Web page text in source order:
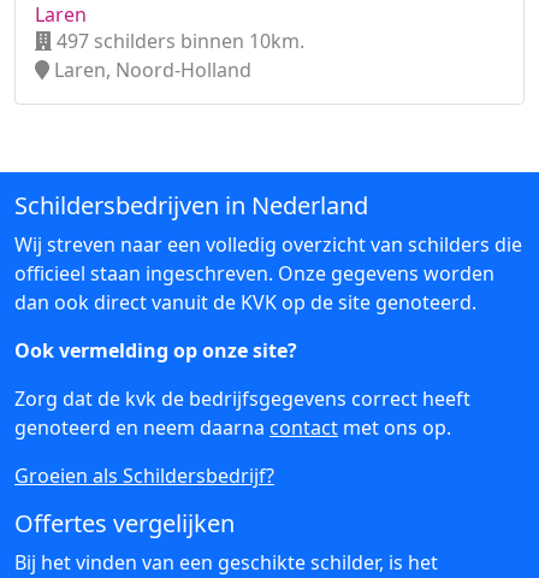
Laren
497 schilders binnen 10km.
Laren, Noord-Holland
Schildersbedrijven in Nederland
Wij streven naar een volledig overzicht van schilders die
officieel staan ingeschreven. Onze gegevens worden
dan ook direct vanuit de KVK op de site genoteerd.
Ook vermelding op onze site?
Zorg dat de kvk de bedrijfsgegevens correct heeft
genoteerd en neem daarna contact met ons op.
Groeien als Schildersbedrijf?
Offertes vergelijken
Bij het vinden van een geschikte schilder, is het